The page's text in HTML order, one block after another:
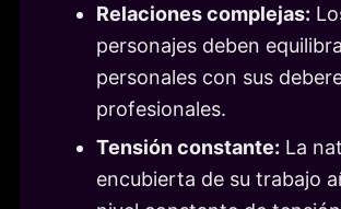
Relaciones complejas:
personajes deben
personales con sus
profesionales.
Tensión constante: La
encubierta de su trabajo